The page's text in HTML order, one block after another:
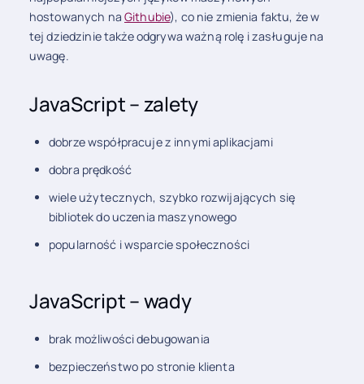
hostowanych na Githubie), co nie zmienia faktu, że w
tej dziedzinie także odgrywa ważną rolę i zasługuje na
uwagę.
JavaScript – zalety
dobrze współpracuje z innymi aplikacjami
dobra prędkość
wiele użytecznych, szybko rozwijających się
bibliotek do uczenia maszynowego
popularność i wsparcie społeczności
JavaScript – wady
brak możliwości debugowania
bezpieczeństwo po stronie klienta